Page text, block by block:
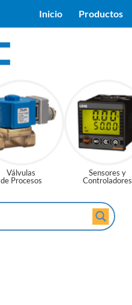
Inicio Productos
Válvulas
de Procesos
Sensores y
Controladores